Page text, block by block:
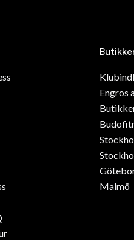
Engros
Malmö